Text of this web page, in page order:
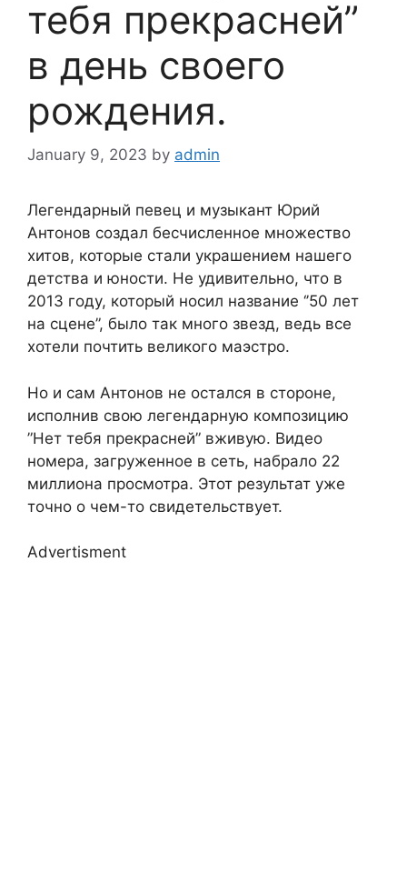
тебя прекрасней”
в день своего
рождения.
January 9, 2023 by admin
Легендарный певец и музыкант Юрий
Антонов создал бесчисленное множество
хитов, которые стали украшением нашего
детства и юности. Не удивительно, что в
2013 году, который носил название ‘’50 лет
на сцене”, было так много звезд, ведь все
хотели почтить великого маэстро.
Но и сам Антонов не остался в стороне,
исполнив свою легендарную композицию
”Нет тебя прекрасней” вживую. Видео
номера, загруженное в сеть, набрало 22
миллиона просмотра. Этот результат уже
точно о чем-то свидетельствует.
Advertisment